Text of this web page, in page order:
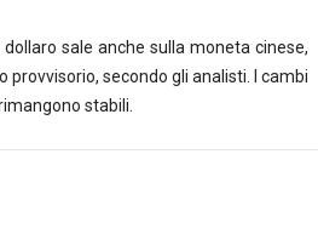
sale anche sulla moneta cinese,
provvisorio, secondo gli analisti. I cambi
stabili.